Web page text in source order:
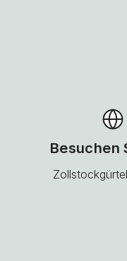
Besuchen